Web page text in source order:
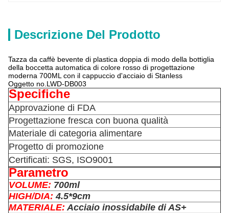
Descrizione Del Prodotto
Tazza da caffè bevente di plastica doppia di modo della bottiglia
della boccetta automatica di colore rosso di progettazione
moderna 700ML con il cappuccio d'acciaio di Stanless
Oggetto no.LWD-DB003
Specifiche
Approvazione di FDA
Progettazione fresca con buona qualità
Materiale di categoria alimentare
Progetto di promozione
Certificati: SGS, ISO9001
Parametro
VOLUME: 700ml
HIGH/DIA: 4.5*9cm
MATERIALE: Acciaio inossidabile di AS+